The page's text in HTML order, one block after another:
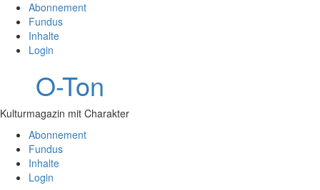
Abonnement
Fundus
Inhalte
Login
O-Ton
Kulturmagazin mit Charakter
Abonnement
Fundus
Inhalte
Login